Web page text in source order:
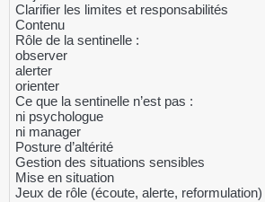
Clarifier les limites et responsabilités
Contenu
Rôle de la sentinelle :
observer
alerter
orienter
Ce que la sentinelle n’est pas :
ni psychologue
ni manager
Posture d’altérité
Gestion des situations sensibles
Mise en situation
Jeux de rôle (écoute, alerte, reformulation)